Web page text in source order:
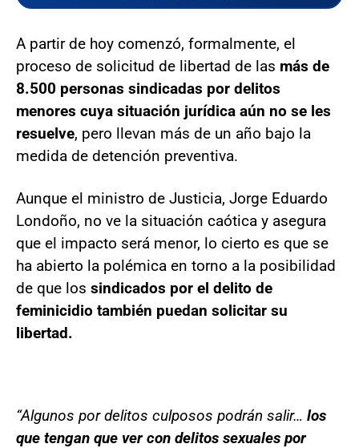
A partir de hoy comenzó, formalmente, el
proceso de solicitud de libertad de las más de
8.500 personas sindicadas por delitos
menores cuya situación jurídica aún no se les
resuelve, pero llevan más de un año bajo la
medida de detención preventiva.
Aunque el ministro de Justicia, Jorge Eduardo
Londoño, no ve la situación caótica y asegura
que el impacto será menor, lo cierto es que se
ha abierto la polémica en torno a la posibilidad
de que los sindicados por el delito de
feminicidio también puedan solicitar su
libertad.
“Algunos por delitos culposos podrán salir… los
que tengan que ver con delitos sexuales por